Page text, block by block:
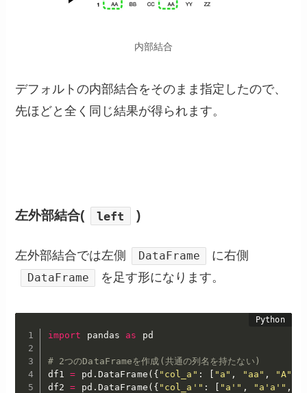
内部結合
デフォルトの内部結合をそのまま指定したので、
先ほどと全く同じ結果が得られます。
左外部結合( left )
左外部結合では左側 DataFrame に右側
DataFrame を足す形になります。
import pandas as pd
# 2つのDataFrameを作成(共通の列名を持たない)
df1 = pd . DataFrame ( { "col_a" : [ "a" , "aa" , "A"
df2 = pd . DataFrame ( { "col_a'" : [ "a'" , "a'a'" ,